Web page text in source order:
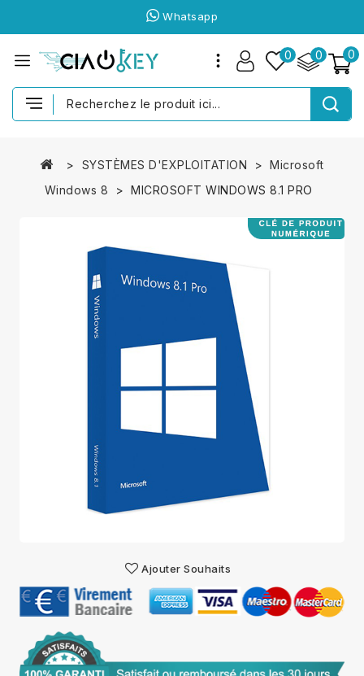
Whatsapp
0
0
0
SYSTÈMES D'EXPLOITATION
Microsoft
Windows 8
MICROSOFT WINDOWS 8.1 PRO
Ajouter Souhaits